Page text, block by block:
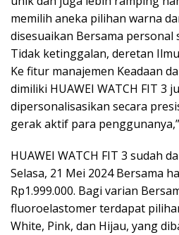
memilih aneka pilihan warna
disesuaikan Bersama personal
Tidak ketinggalan, deretan
Ke fitur manajemen Keadaan
dimiliki HUAWEI WATCH FIT 3
dipersonalisasikan secara
gerak aktif para
HUAWEI WATCH FIT 3 sudah
Selasa, 21 Mei 2024 Bersama
Rp1.999.000. Bagi varian
fluoroelastomer terdapat
White, Pink, dan Hijau, yang